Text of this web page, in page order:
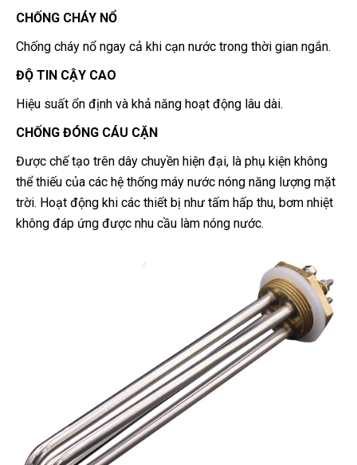
CHỐNG CHÁY NỔ
Chống cháy nổ ngay cả khi cạn nước trong thời gian ngắn.
ĐỘ TIN CẬY CAO
Hiệu suất ổn định và khả năng hoạt động lâu dài.
CHỐNG ĐÓNG CÁU CẶN
Được chế tạo trên dây chuyền hiện đại, là phụ kiện không
thể thiếu của các hệ thống máy nước nóng năng lượng mặt
trời. Hoạt động khi các thiết bị như tấm hấp thu, bơm nhiệt
không đáp ứng được nhu cầu làm nóng nước.